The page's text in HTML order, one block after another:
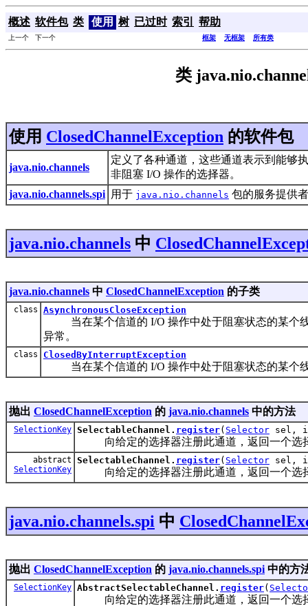
概述 软件包 类 使用 树 已过时 索引 帮助
上一个 下一个 框架 无框架 所有类
类
使用 ClosedChannelException 的软件包
java.nio.channels
定义了各种通道，这些通道表示到能够
非阻塞 I/O 操作的选择器。
java.nio.channels.spi 用于 java.nio.channels 包的服务提供
java.nio.channels 中
java.nio.channels 中 ClosedChannelException 的子类
class AsynchronousCloseException
当在某个信道的 I/O 操作中处于阻塞状态的某个线
异常。
class ClosedByInterruptException
当在某个信道的 I/O 操作中处于阻塞状态的某个线
抛出 ClosedChannelException 的 java.nio.channels 中的方法
SelectionKey SelectableChannel. register( Selector sel,
向给定的选择器注册此通道，返回一个选
abstract
SelectionKey
SelectableChannel. register( Selector sel,
向给定的选择器注册此通道，返回一个选
java.nio.channels.spi 中
抛出 ClosedChannelException 的 java.nio.channels.spi 中的方
SelectionKey AbstractSelectableChannel. register(
向给定的选择器注册此通道，返回一个选